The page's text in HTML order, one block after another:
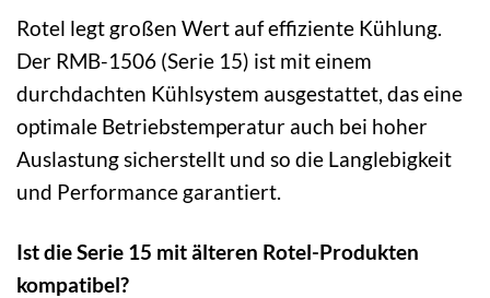
Rotel legt großen Wert auf effiziente Kühlung.
Der RMB-1506 (Serie 15) ist mit einem
durchdachten Kühlsystem ausgestattet, das eine
optimale Betriebstemperatur auch bei hoher
Auslastung sicherstellt und so die Langlebigkeit
und Performance garantiert.
Ist die Serie 15 mit älteren Rotel-Produkten
kompatibel?